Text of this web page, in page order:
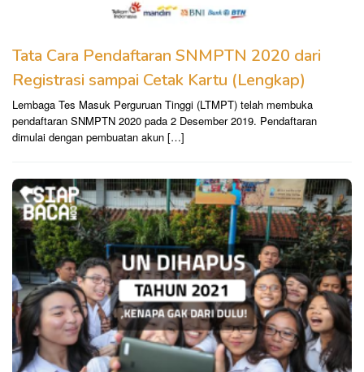
Tata Cara Pendaftaran SNMPTN 2020 dari
Registrasi sampai Cetak Kartu (Lengkap)
Lembaga Tes Masuk Perguruan Tinggi (LTMPT) telah membuka
pendaftaran SNMPTN 2020 pada 2 Desember 2019. Pendaftaran
dimulai dengan pembuatan akun […]